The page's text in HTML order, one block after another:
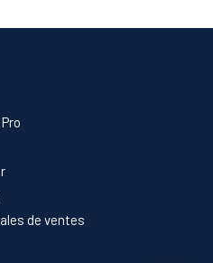
de ventes